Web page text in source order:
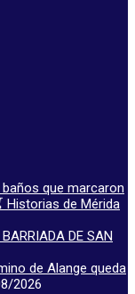
que marcaron
Historias de Mérida
de Alange queda
2026